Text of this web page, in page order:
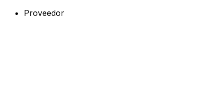
Proveedor